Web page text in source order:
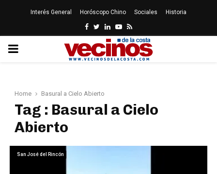
Interés General Horóscopo Chino Sociales Historia
Facebook
Twitter
LinkedinYoutube
Rss
PRIMARY
Home Basural a Cielo Abierto
Tag : Basural a Cielo
Abierto
San José del Rincón